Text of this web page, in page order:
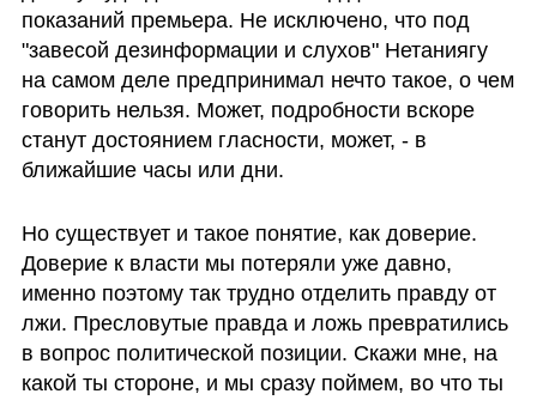
показаний премьера. Не исключено, что под
"завесой дезинформации и слухов" Нетаниягу
на самом деле предпринимал нечто такое, о чем
говорить нельзя. Может, подробности вскоре
станут достоянием гласности, может, - в
ближайшие часы или дни.
Но существует и такое понятие, как доверие.
Доверие к власти мы потеряли уже давно,
именно поэтому так трудно отделить правду от
лжи. Пресловутые правда и ложь превратились
в вопрос политической позиции. Скажи мне, на
какой ты стороне, и мы сразу поймем, во что ты